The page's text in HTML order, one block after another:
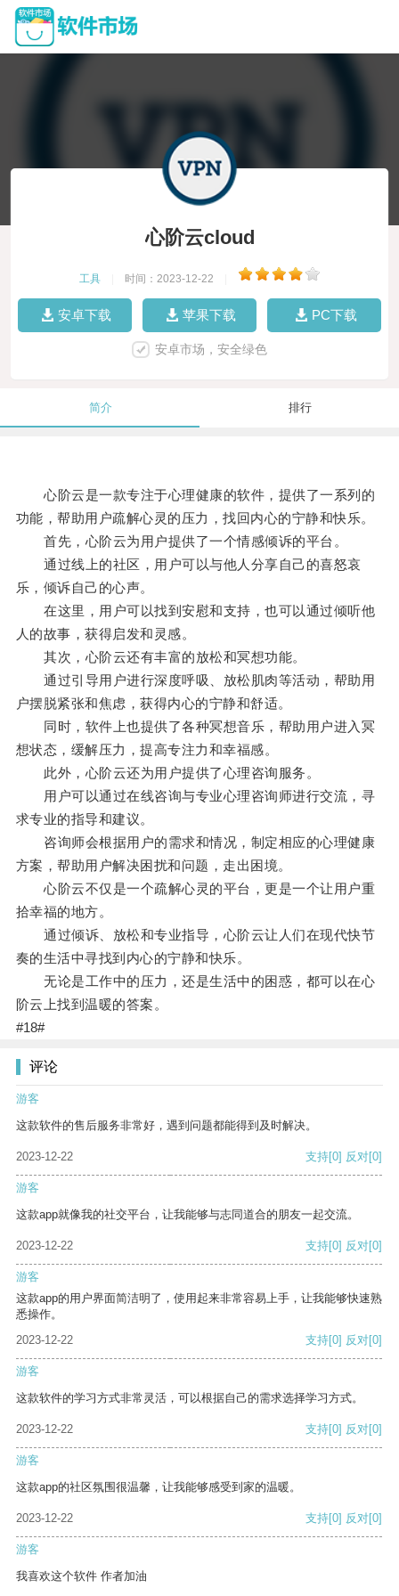
心阶云cloud
工具 时间：2023-12-22
安卓下载 苹果下载 PC下载
安卓市场，安全绿色
简介 排行
心阶云是一款专注于心理健康的软件，提供了一系列的
功能，帮助用户疏解心灵的压力，找回内心的宁静和快乐。
首先，心阶云为用户提供了一个情感倾诉的平台。
通过线上的社区，用户可以与他人分享自己的喜怒哀
乐，倾诉自己的心声。
在这里，用户可以找到安慰和支持，也可以通过倾听他
人的故事，获得启发和灵感。
其次，心阶云还有丰富的放松和冥想功能。
通过引导用户进行深度呼吸、放松肌肉等活动，帮助用
户摆脱紧张和焦虑，获得内心的宁静和舒适。
同时，软件上也提供了各种冥想音乐，帮助用户进入冥
想状态，缓解压力，提高专注力和幸福感。
此外，心阶云还为用户提供了心理咨询服务。
用户可以通过在线咨询与专业心理咨询师进行交流，寻
求专业的指导和建议。
咨询师会根据用户的需求和情况，制定相应的心理健康
方案，帮助用户解决困扰和问题，走出困境。
心阶云不仅是一个疏解心灵的平台，更是一个让用户重
拾幸福的地方。
通过倾诉、放松和专业指导，心阶云让人们在现代快节
奏的生活中寻找到内心的宁静和快乐。
无论是工作中的压力，还是生活中的困惑，都可以在心
阶云上找到温暖的答案。
#18#
评论
游客
这款软件的售后服务非常好，遇到问题都能得到及时解决。
2023-12-22 支持[0] 反对[0]
游客
这款app就像我的社交平台，让我能够与志同道合的朋友一起交流。
2023-12-22 支持[0] 反对[0]
游客
这款app的用户界面简洁明了，使用起来非常容易上手，让我能够快速熟
悉操作。
2023-12-22
支持[0] 反对[0]
游客
这款软件的学习方式非常灵活，可以根据自己的需求选择学习方式。
2023-12-22 支持[0] 反对[0]
游客
这款app的社区氛围很温馨，让我能够感受到家的温暖。
2023-12-22 支持[0] 反对[0]
游客
我喜欢这个软件 作者加油